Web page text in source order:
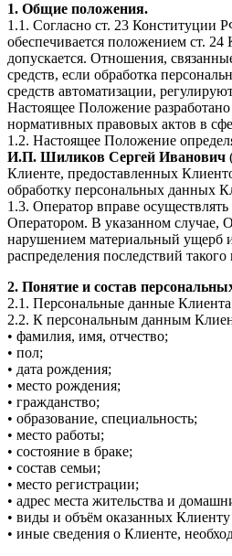
1. Общие положения.
1.1. Согласно ст. 23 Конституции
обеспечивается положением ст.
допускается. Отношения,
средств, если обработка
средств автоматизации,
Настоящее Положение
нормативных правовых актов в
1.2. Настоящее Положение
И.П. Шиликов Сергей Иванович
Клиенте, предоставленных
обработку персональных данных
1.3. Оператор вправе
Оператором. В указанном случае,
нарушением материальный ущерб
распределения последствий
2. Понятие и состав
2.1. Персональные данные
2.2. К персональным данным
• фамилия, имя, отчество;
• пол;
• дата рождения;
• место рождения;
• гражданство;
• образование, специальность;
• место работы;
• состояние в браке;
• состав семьи;
• место регистрации;
• адрес места жительства и
• виды и объём оказанных Клиенту
• иные сведения о Клиенте,